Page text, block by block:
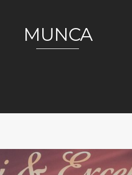
MUNCA